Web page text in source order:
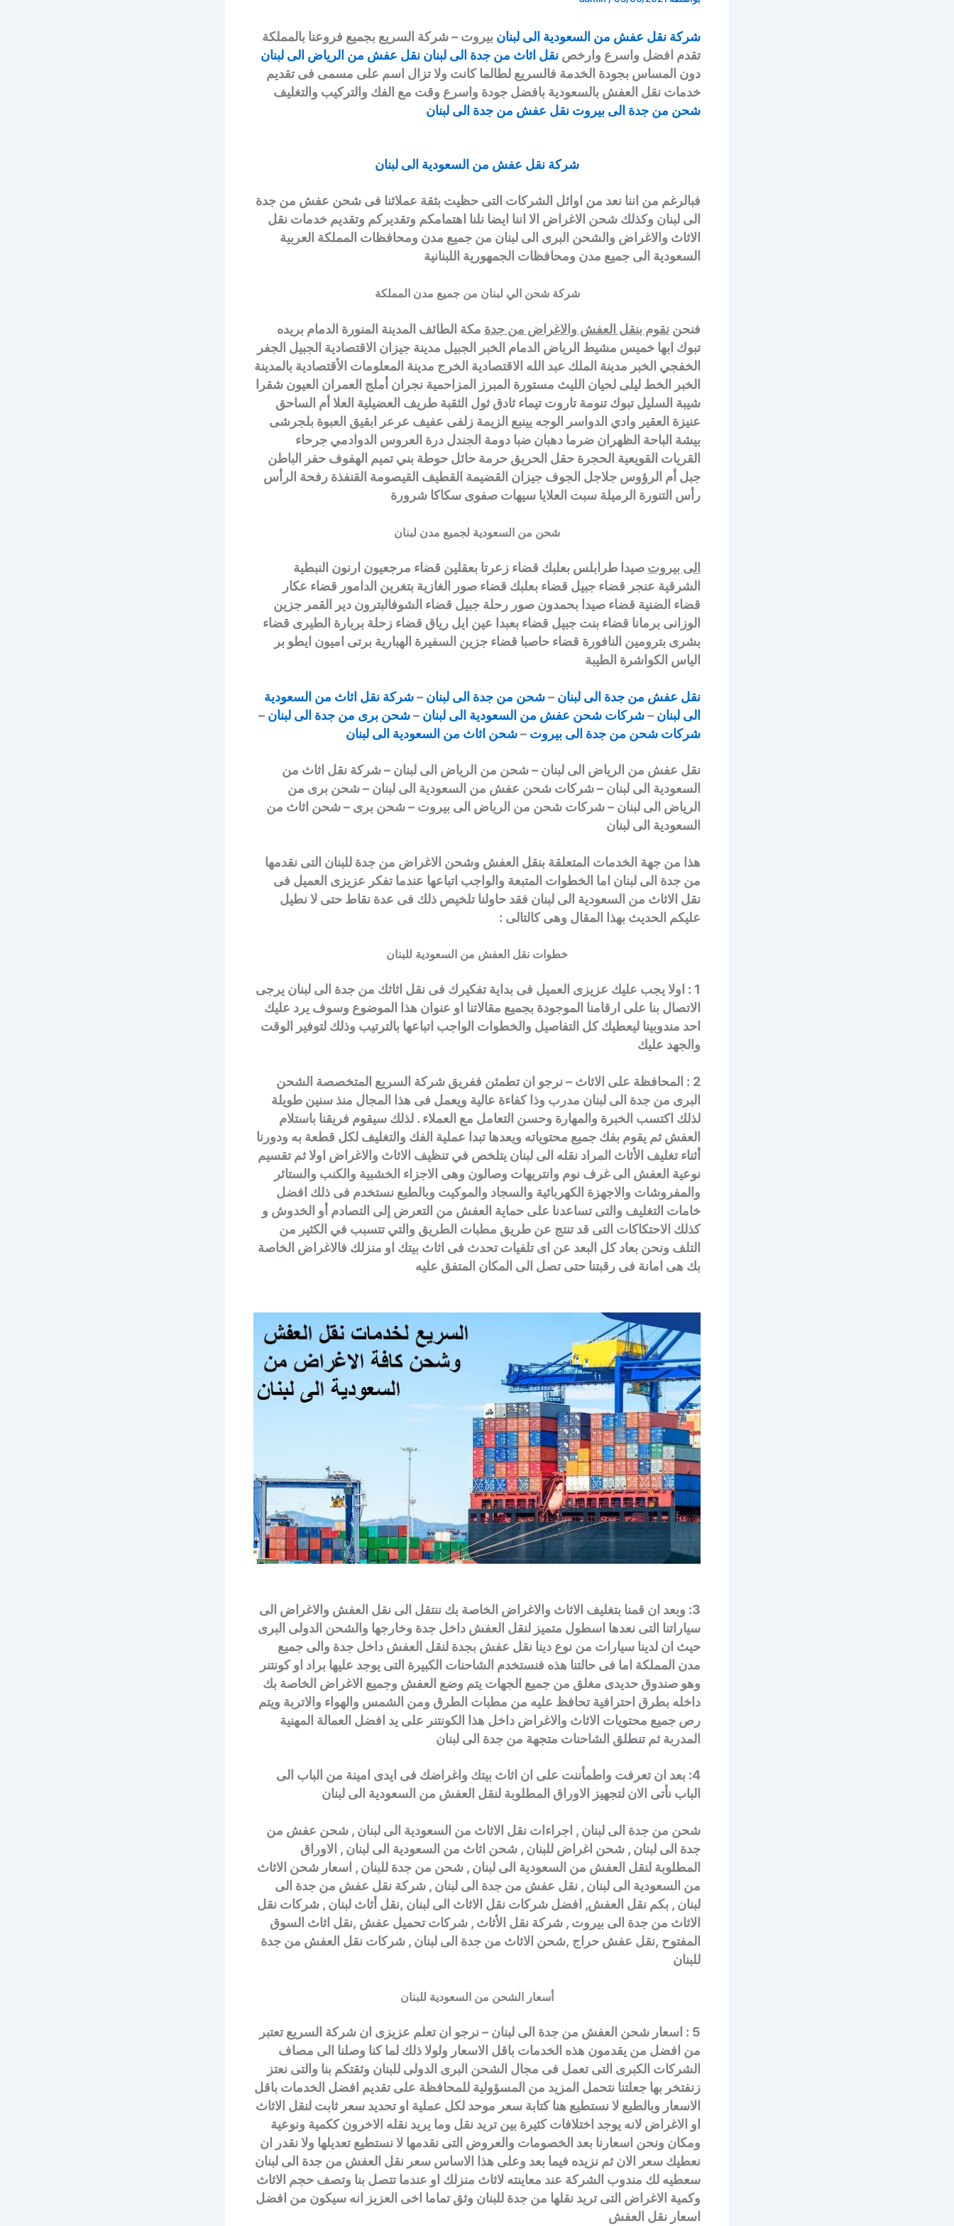
شركة نقل عفش من السعودية الى لبنان بيروت – شركة السريع بجميع فروعنا بالمملكة
تقدم افضل واسرع وارخص نقل اثاث من جدة الى لبنان نقل عفش من الرياض الى لبنان
دون المساس بجودة الخدمة فالسريع لطالما كانت ولا تزال اسم على مسمى فى تقديم
خدمات نقل العفش بالسعودية بافضل جودة واسرع وقت مع الفك والتركيب والتغليف
شحن من جدة الى بيروت نقل عفش من جدة الى لبنان
شركة نقل عفش من السعودية الى لبنان
فبالرغم من اننا نعد من اوائل الشركات التى حظيت بثقة عملائنا فى شحن عفش من جدة
الى لبنان وكذلك شحن الاغراض الا اننا ايضا نلنا اهتمامكم وتقديركم وتقديم خدمات نقل
الاثاث والاغراض والشحن البرى الى لبنان من جميع مدن ومحافظات المملكة العربية
السعودية الى جميع مدن ومحافظات الجمهورية اللبنانية
شركة شحن الي لبنان من جميع مدن المملكة
فنحن نقوم بنقل العفش والاغراض من جدة مكة الطائف المدينة المنورة الدمام بريده
تبوك ابها خميس مشيط الرياض الدمام الخبر الجبيل مدينة جيزان الاقتصادية الجبيل الجفر
الخفجي الخبر مدينة الملك عبد الله الاقتصادية الخرج مدينة المعلومات الأقتصادية بالمدينة
الخبر الخط ليلى لحيان الليث مستورة المبرز المزاحمية نجران أملج العمران العيون شقرا
شيبة السليل تبوك تنومة تاروت تيماء ثادق ثول الثقبة طريف العضيلية العلا أم الساحق
عنيزة العقير وادي الدواسر الوجه يينبع الزيمة زلفى عفيف عرعر ابقيق العبوة بلجرشى
بيشة الباحة الظهران ضرما دهبان ضبا دومة الجندل درة العروس الدوادمي جرحاء
القريات القويعية الحجرة حقل الحريق حرمة حائل حوطة بني تميم الهفوف حفر الباطن
جبل أم الرؤوس جلاجل الجوف جيزان القضيمة القطيف القيصومة القنفذة رفحة الرأس
رأس التنورة الرميلة سبت العلايا سيهات صفوى سكاكا شرورة
شحن من السعودية لجميع مدن لبنان
الى بيروت صيدا طرابلس بعلبك قضاء زعرتا بعقلين قضاء مرجعيون ارنون النبطية
الشرقية عنجر قضاء جبيل قضاء بعلبك قضاء صور الغازية بتغرين الدامور قضاء عكار
قضاء الضنية قضاء صيدا بحمدون صور رحلة جبيل قضاء الشوفالبترون دير القمر جزين
الوزانى برمانا قضاء بنت جبيل قضاء بعبدا عين ايل رياق قضاء زحلة بربارة الطيرى قضاء
بشرى بترومين النافورة قضاء حاصبا قضاء جزين السفيرة الهبارية برتى اميون ايطو بر
الياس الكواشرة الطيبة
نقل عفش من جدة الى لبنان –شحن من جدة الى لبنان –شركة نقل اثاث من السعودية
الى لبنان –شركات شحن عفش من السعودية الى لبنان –شحن برى من جدة الى لبنان –
شركات شحن من جدة الى بيروت –شحن اثاث من السعودية الى لبنان
نقل عفش من الرياض الى لبنان – شحن من الرياض الى لبنان – شركة نقل اثاث من
السعودية الى لبنان – شركات شحن عفش من السعودية الى لبنان – شحن برى من
الرياض الى لبنان – شركات شحن من الرياض الى بيروت – شحن برى – شحن اثاث من
السعودية الى لبنان
هذا من جهة الخدمات المتعلقة بنقل العفش وشحن الاغراض من جدة للبنان التى نقدمها
من جدة الى لبنان اما الخطوات المتبعة والواجب اتباعها عندما تفكر عزيزى العميل فى
نقل الاثاث من السعودية الى لبنان فقد حاولنا تلخيص ذلك فى عدة نقاط حتى لا نطيل
عليكم الحديث بهذا المقال وهى كالتالى :
خطوات نقل العفش من السعودية للبنان
1 : اولا يجب عليك عزيزى العميل فى بداية تفكيرك فى نقل اثاثك من جدة الى لبنان يرجى
الاتصال بنا على ارقامنا الموجودة بجميع مقالاتنا او عنوان هذا الموضوع وسوف يرد عليك
احد مندوبينا ليعطيك كل التفاصيل والخطوات الواجب اتباعها بالترتيب وذلك لتوفير الوقت
والجهد عليك
2 : المحافظة على الاثاث – نرجو ان تطمئن ففريق شركة السريع المتخصصة الشحن
البرى من جدة الى لبنان مدرب وذا كفاءة عالية ويعمل فى هذا المجال منذ سنين طويلة
لذلك اكتسب الخبرة والمهارة وحسن التعامل مع العملاء . لذلك سيقوم فريقنا باستلام
العفش ثم يقوم بفك جميع محتوياته ويعدها تبدا عملية الفك والتغليف لكل قطعة به ودورنا
أثناء تغليف الأثاث المراد نقله الى لبنان يتلخص في تنظيف الاثاث والاغراض اولا ثم تقسيم
نوعية العفش الى غرف نوم وانتريهات وصالون وهى الاجزاء الخشبية والكنب والستائر
والمفروشات والاجهزة الكهربائية والسجاد والموكيت وبالطبع نستخدم فى ذلك افضل
خامات التغليف والتى تساعدنا على حماية العفش من التعرض إلى التصادم أو الخدوش و
كذلك الاحتكاكات التى قد تنتج عن طريق مطبات الطريق والتي تتسبب في الكثير من
التلف ونحن بعاد كل البعد عن اى تلفيات تحدث فى اثاث بيتك او منزلك فالاغراض الخاصة
بك هى امانة فى رقبتنا حتى تصل الى المكان المتفق عليه
3: وبعد ان قمنا بتغليف الاثاث والاغراض الخاصة بك ننتقل الى نقل العفش والاغراض الى
سياراتنا التى نعدها اسطول متميز لنقل العفش داخل جدة وخارجها والشحن الدولى البرى
حيث ان لدينا سيارات من نوع دينا نقل عفش بجدة لنقل العفش داخل جدة والى جميع
مدن المملكة اما فى حالتنا هذه فنستخدم الشاحنات الكبيرة التى يوجد عليها براد او كونتنر
وهو صندوق حديدى مغلق من جميع الجهات يتم وضع العفش وجميع الاغراض الخاصة بك
داخله بطرق احترافية تحافظ عليه من مطبات الطرق ومن الشمس والهواء والاتربة ويتم
رص جميع محتويات الاثاث والاغراض داخل هذا الكونتنر على يد افضل العمالة المهنية
المدربة ثم تنطلق الشاحنات متجهة من جدة الى لبنان
4: بعد ان تعرفت واطمأننت على ان اثاث بيتك واغراضك فى ايدى امينة من الباب الى
الباب نأتى الان لتجهيز الاوراق المطلوبة لنقل العفش من السعودية الى لبنان
شحن من جدة الى لبنان , اجراءات نقل الاثاث من السعودية الى لبنان , شحن عفش من
جدة الى لبنان , شحن اغراض للبنان , شحن اثاث من السعودية الى لبنان , الاوراق
المطلوبة لنقل العفش من السعودية الى لبنان , شحن من جدة للبنان , اسعار شحن الاثاث
من السعودية الى لبنان , نقل عفش من جدة الى لبنان , شركة نقل عفش من جدة الى
لبنان , بكم نقل العفش, افضل شركات نقل الاثاث الى لبنان ,نقل أثاث لبنان , شركات نقل
الاثاث من جدة الى بيروت , شركة نقل الأثاث , شركات تحميل عفش ,نقل اثاث السوق
المفتوح ,نقل عفش حراج ,شحن الاثاث من جدة الى لبنان , شركات نقل العفش من جدة
للبنان
أسعار الشحن من السعودية للبنان
5 : اسعار شحن العفش من جدة الى لبنان – نرجو ان تعلم عزيزى ان شركة السريع تعتبر
من افضل من يقدمون هذه الخدمات باقل الاسعار ولولا ذلك لما كنا وصلنا الى مصاف
الشركات الكبرى التى تعمل فى مجال الشحن البرى الدولى للبنان وثقتكم بنا والتى نعتز
زنفتخر بها جعلتنا نتحمل المزيد من المسؤولية للمحافظة على تقديم افضل الخدمات باقل
الاسعار وبالطبع لا نستطيع هنا كتابة سعر موحد لكل عملية او تحديد سعر ثابت لنقل الاثاث
او الاغراض لانه يوجد اختلافات كثيرة بين تريد نقل وما يريد نقله الاخرون ككمية ونوعية
ومكان ونحن اسعارنا بعد الخصومات والعروض التى نقدمها لا نستطيع تعديلها ولا نقدر ان
نعطيك سعر الان ثم نزيده فيما بعد وعلى هذا الاساس سعر نقل العفش من جدة الى لبنان
سعطيه لك مندوب الشركة عند معاينته لاثاث منزلك او عندما تتصل بنا وتصف حجم الاثاث
وكمية الاغراض التى تريد نقلها من جدة للبنان وثق تماما اخى العزيز انه سيكون من افضل
اسعار نقل العفش